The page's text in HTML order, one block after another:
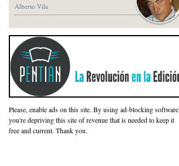
Alberto Vila
Please, enable ads on this site. By using ad-blocking software,
you're depriving this site of revenue that is needed to keep it
free and current. Thank you.